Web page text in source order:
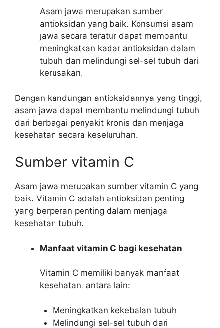
Asam jawa merupakan sumber
antioksidan yang baik. Konsumsi asam
jawa secara teratur dapat membantu
meningkatkan kadar antioksidan dalam
tubuh dan melindungi sel-sel tubuh dari
kerusakan.
Dengan kandungan antioksidannya yang tinggi,
asam jawa dapat membantu melindungi tubuh
dari berbagai penyakit kronis dan menjaga
kesehatan secara keseluruhan.
Sumber vitamin C
Asam jawa merupakan sumber vitamin C yang
baik. Vitamin C adalah antioksidan penting
yang berperan penting dalam menjaga
kesehatan tubuh.
Manfaat vitamin C bagi kesehatan
Vitamin C memiliki banyak manfaat
kesehatan, antara lain:
Meningkatkan kekebalan tubuh
Melindungi sel-sel tubuh dari